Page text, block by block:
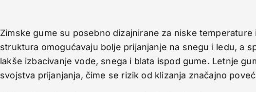
Zimske gume su posebno dizajnirane za niske
struktura omogućavaju bolje prijanjanje na snegu i ledu, a
lakše izbacivanje vode, snega i blata ispod gume. Letnje
svojstva prijanjanja, čime se rizik od klizanja značajno